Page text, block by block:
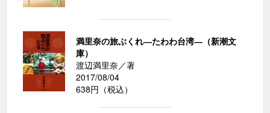
満里奈の旅ぶくれ―たわわ台湾―（新潮文
庫）
渡辺満里奈／著
2017/08/04
638円（税込）